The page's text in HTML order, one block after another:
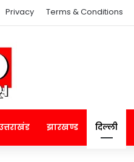
Privacy Terms & Conditions
झारखण्ड दिल्ली